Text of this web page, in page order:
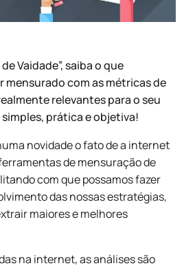
Vaidade”, saiba o que
mensurado com as métricas de
relevantes para o seu
prática e objetiva!
novidade o fato de a internet
de mensuração de
com que possamos fazer
das nossas estratégias,
maiores e melhores
na internet, as análises são